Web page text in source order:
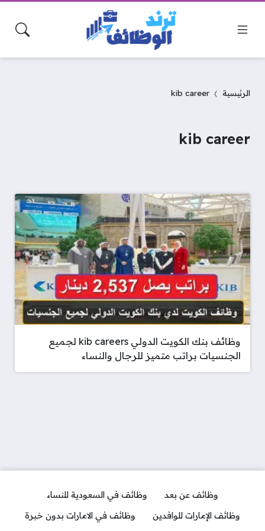
الرئيسية kib career
kib career
وظائف بنك الكويت الدولي kib careers لجميع
الجنسيات براتب متميز للرجال والنساء
وظائف عن بعد
وظائف في السعودية للنساء
وظائف الإمارات للوافدين
وظائف في الامارات بدون خبرة